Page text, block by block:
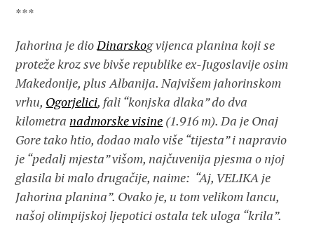
***
Jahorina je dioDinarskog vijenca planina koji se
proteže kroz sve bivše republike ex-Jugoslavije osim
Makedonije, plus Albanija. Najvišem jahorinskom
vrhu, Ogorjelici, fali “konjska dlaka” do dva
kilometranadmorske visine (1.916 m). Da je Onaj
Gore tako htio, dodao malo više “tijesta” i napravio
je “pedalj mjesta” višom, najčuvenija pjesma o njoj
glasila bi malo drugačije, naime: “Aj, VELIKA je
Jahorina planina”. Ovako je, u tom velikom lancu,
našoj olimpijskoj ljepotici ostala tek uloga “krila”.